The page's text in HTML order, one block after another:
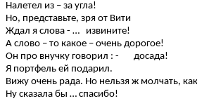
Налетел из – за угла!
Но, представьте, зря от Вити
Ждал я слова - … извините!
А слово – то какое – очень дорогое!
Он про внучку говорил : - досада!
Я портфель ей подарил.
Вижу очень рада. Но нельзя ж молчать,
Ну сказала бы … спасибо!